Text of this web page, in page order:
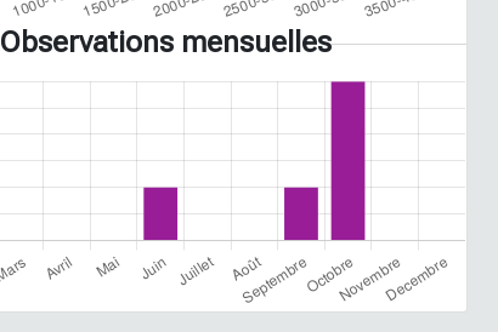
Observations mensuelles